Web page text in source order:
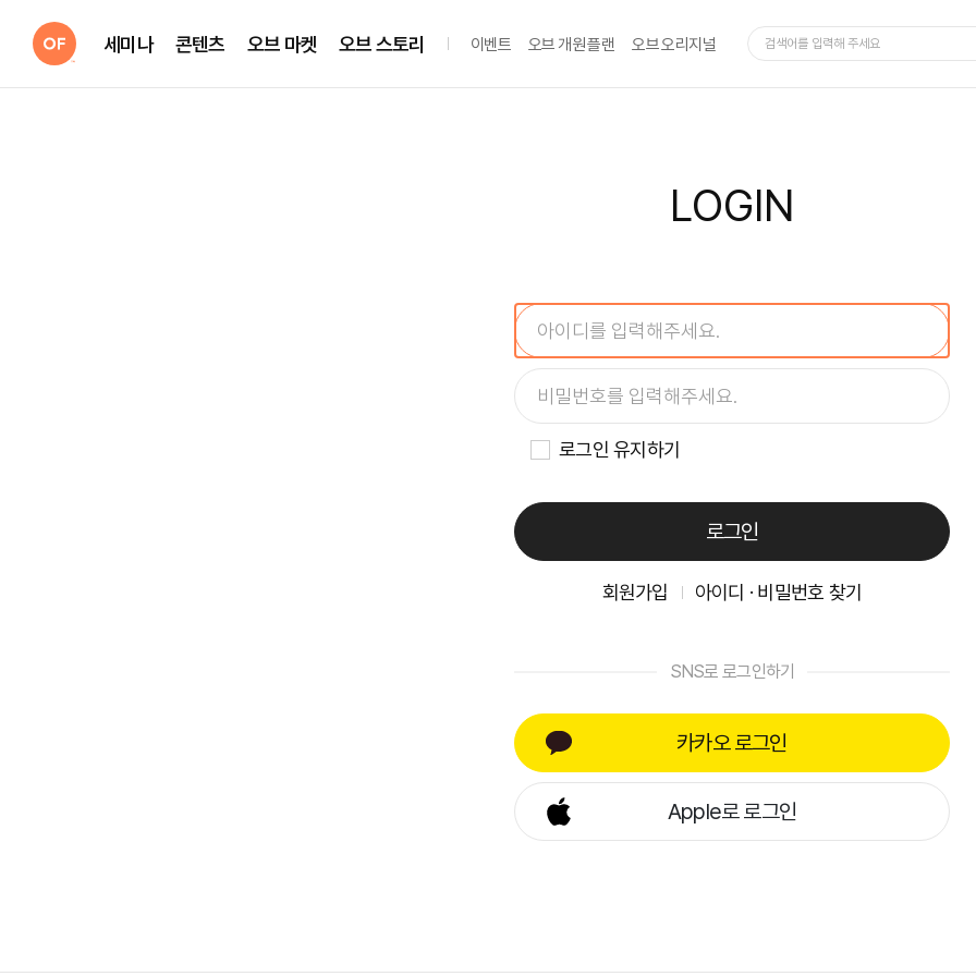
세미나 콘텐츠 오브 마켓 오브 스토리 이벤트 오브 개원 플랜 오브 오리지널
LOGIN
로그인 유지하기
로그인
회원가입 아이디 · 비밀번호 찾기
SNS로 로그인하기
카카오 로그인
Apple로 로그인